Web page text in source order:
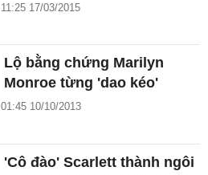
11:25 17/03/2015
Lộ bằng chứng Marilyn
Monroe từng 'dao kéo'
01:45 10/10/2013
'Cô đào' Scarlett thành ngôi